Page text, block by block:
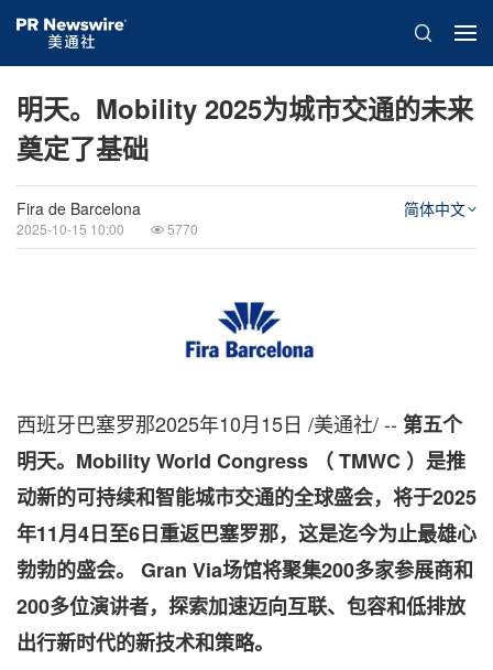
明天。Mobility 2025为城市交通的未来
奠定了基础
Fira de Barcelona
2025-10-15 10:00 5770
简体中文
西班牙巴塞罗那2025年10月15日 /美通社/ -- 第五个
明天。Mobility World Congress （ TMWC ）是推
动新的可持续和智能城市交通的全球盛会，将于2025
年11月4日至6日重返巴塞罗那，这是迄今为止最雄心
勃勃的盛会。 Gran Via场馆将聚集200多家参展商和
200多位演讲者，探索加速迈向互联、包容和低排放
出行新时代的新技术和策略。